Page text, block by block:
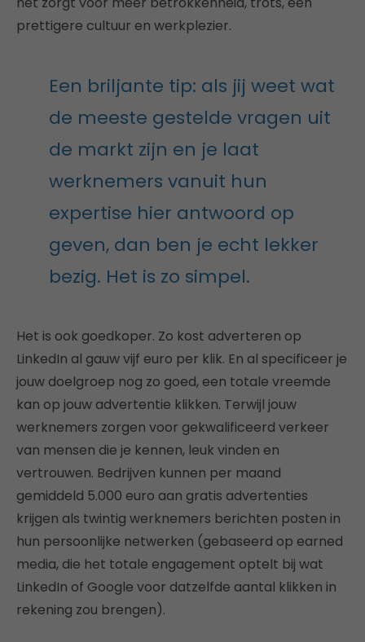
prettigere cultuur en werkplezier.
Een briljante tip: als jij weet wat
de meeste gestelde vragen uit
de markt zijn en je laat
werknemers vanuit hun
expertise hier antwoord op
geven, dan ben je echt lekker
bezig. Het is zo simpel.
Het is ook goedkoper. Zo kost adverteren op
LinkedIn al gauw vijf euro per klik. En al specificeer je
jouw doelgroep nog zo goed, een totale vreemde
kan op jouw advertentie klikken. Terwijl jouw
werknemers zorgen voor gekwalificeerd verkeer
van mensen die je kennen, leuk vinden en
vertrouwen. Bedrijven kunnen per maand
gemiddeld 5.000 euro aan gratis advertenties
krijgen als twintig werknemers berichten posten in
hun persoonlijke netwerken (gebaseerd op earned
media, die het totale engagement optelt bij wat
LinkedIn of Google voor datzelfde aantal klikken in
rekening zou brengen).